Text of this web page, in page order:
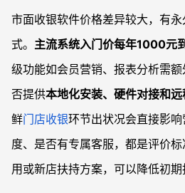
市面收银软件价格差异较大，有
式。 主流系统入门价每年1000元
级功能如会员营销、报表分析需
否提供本地化安装、硬件对接和
鲜门店收银环节出状况会直接影
度、是否有专属客服，都是评价
用或新店扶持方案，可以降低初期